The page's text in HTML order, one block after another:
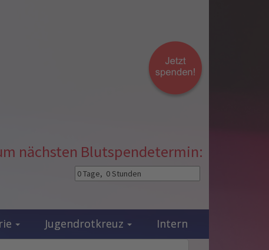
nächsten Blutspendetermin:
Jugendrotkreuz Intern